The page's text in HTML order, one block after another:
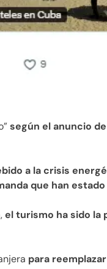
según el anuncio
a la crisis
que han
el turismo ha sido la
para